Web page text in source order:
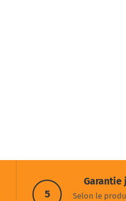
5
Garantie
Selon le